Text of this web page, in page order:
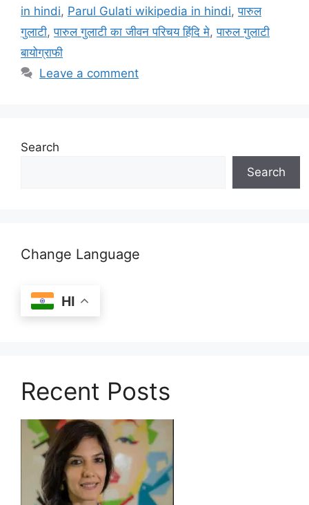
in hindi, Parul Gulati wikipedia in hindi,पारुल
गुलाटी,पारुल गुलाटी का जीवन परिचय हिंदि मे,पारुल गुलाटी
बायोग्राफी
Leave a comment
Search
Search
Change Language
HI
Recent Posts